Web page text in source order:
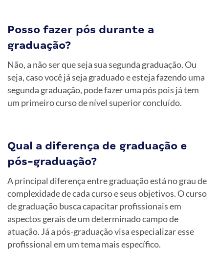
Posso fazer pós durante a
graduação?
Não, a não ser que seja sua segunda graduação. Ou
seja, caso você já seja graduado e esteja fazendo uma
segunda graduação, pode fazer uma pós pois já tem
um primeiro curso de nível superior concluído.
Qual a diferença de graduação e
pós-graduação?
A principal diferença entre graduação está no grau de
complexidade de cada curso e seus objetivos. O curso
de graduação busca capacitar profissionais em
aspectos gerais de um determinado campo de
atuação. Já a pós-graduação visa especializar esse
profissional em um tema mais específico.